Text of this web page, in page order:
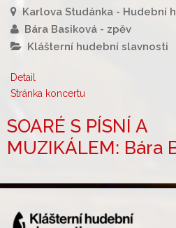
Karlova Studánka - Hudební
Bára Basiková - zpěv
Klášterní hudební slavnosti
Detail
Stránka koncertu
SOARÉ S PÍSNÍ A
MUZIKÁLEM: Bára